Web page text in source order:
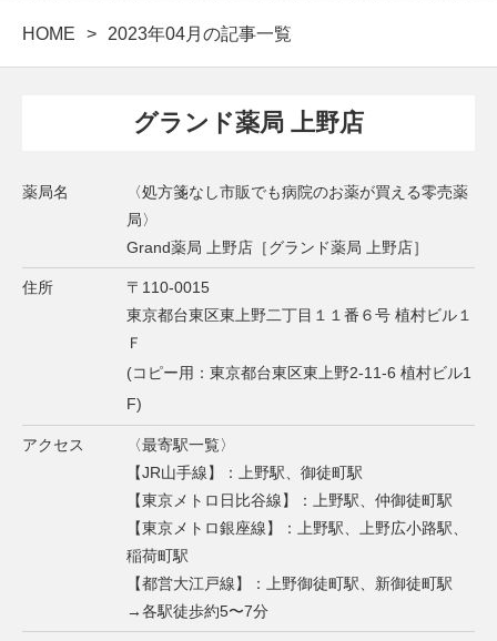
HOME 2023年04月の記事一覧
グランド薬局 上野店
薬局名
〈処方箋なし市販でも病院のお薬が買える零売薬
局〉
Grand薬局 上野店［グランド薬局 上野店］
住所
〒110-0015
東京都台東区東上野二丁目１１番６号 植村ビル１
Ｆ
(コピー用：東京都台東区東上野2-11-6 植村ビル1
F)
アクセス
〈最寄駅一覧〉
【JR山手線】：上野駅、御徒町駅
【東京メトロ日比谷線】：上野駅、仲御徒町駅
【東京メトロ銀座線】：上野駅、上野広小路駅、
稲荷町駅
【都営大江戸線】：上野御徒町駅、新御徒町駅
→各駅徒歩約5〜7分